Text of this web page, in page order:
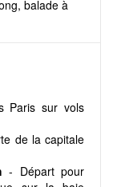
balade à
Paris sur vols
de la capitale
- Départ pour